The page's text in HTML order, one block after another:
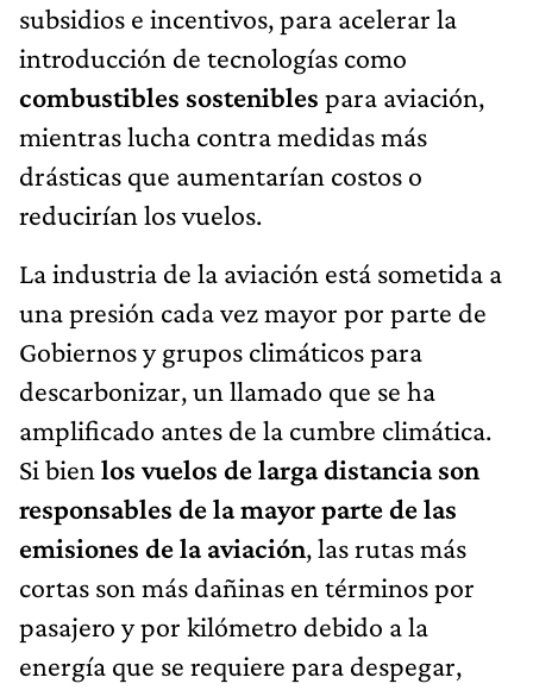
subsidios e incentivos, para acelerar la
introducción de tecnologías como
combustibles sostenibles para aviación,
mientras lucha contra medidas más
drásticas que aumentarían costos o
reducirían los vuelos.
La industria de la aviación está sometida a
una presión cada vez mayor por parte de
Gobiernos y grupos climáticos para
descarbonizar, un llamado que se ha
amplificado antes de la cumbre climática.
Si bien los vuelos de larga distancia son
responsables de la mayor parte de las
emisiones de la aviación, las rutas más
cortas son más dañinas en términos por
pasajero y por kilómetro debido a la
energía que se requiere para despegar,